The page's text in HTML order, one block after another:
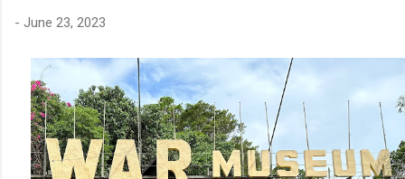
- June 23, 2023